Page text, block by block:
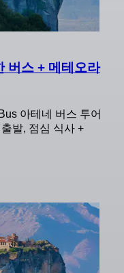
버스 + 메테오라
아테네 버스 투어
발, 점심 식사 +